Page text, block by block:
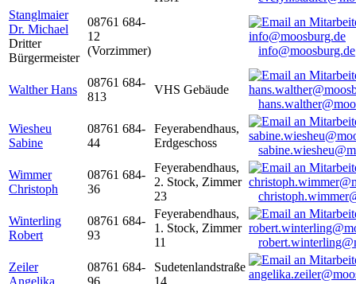
Stanglmaier
Dr. Michael
Dritter
Bürgermeister
08761 684-
12
(Vorzimmer)
info@moosburg.de
Walther Hans
08761 684-
813
VHS Gebäude
Wiesheu
Sabine
08761 684-
44
Feyerabendhaus,
Erdgeschoss
Wimmer
Christoph
08761 684-
36
Feyerabendhaus,
2. Stock, Zimmer
23
Winterling
Robert
08761 684-
93
Feyerabendhaus,
1. Stock, Zimmer
11
Zeiler
Angelika
08761 684-
96
Sudetenlandstraße
14